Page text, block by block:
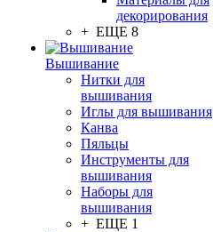
декорирования
+ ЕЩЕ 8
Вышивание
Нитки для
вышивания
Иглы для вышивания
Канва
Пяльцы
Инструменты для
вышивания
Наборы для
вышивания
+ ЕЩЕ 1